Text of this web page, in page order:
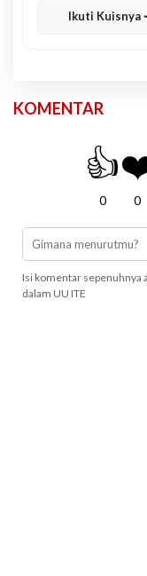
Ikuti Kuisnya
KOMENTAR
👍
0 0
Isi komentar sepenuhnya
dalam UU ITE